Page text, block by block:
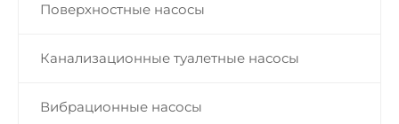
Поверхностные насосы
Канализационные туалетные насосы
Вибрационные насосы